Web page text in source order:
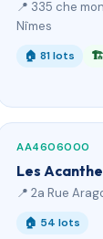
📍 335 che
Nîmes
🏠 81 lots 🏗
AA4606000
Les
📍 2a Rue
🏠 54 lots